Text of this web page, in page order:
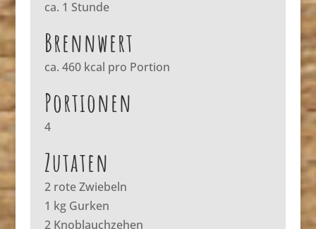
ca. 1 Stunde
Brennwert
ca. 460 kcal pro Portion
Portionen
4
Zutaten
2 rote Zwiebeln
1 kg Gurken
2 Knoblauchzehen